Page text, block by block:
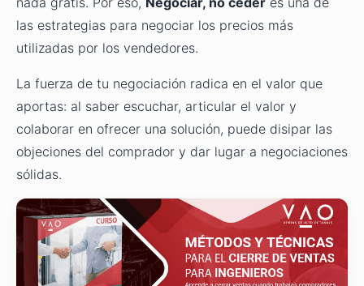
las estrategias para negociar los precios más
utilizadas por los vendedores.
La fuerza de tu negociación radica en el valor que
aportas: al saber escuchar, articular el valor y
colaborar en ofrecer una solución, puede disipar las
objeciones del comprador y dar lugar a negociaciones
sólidas.